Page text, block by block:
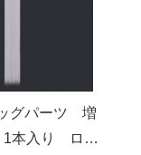
グパーツ 増
本入り ロー